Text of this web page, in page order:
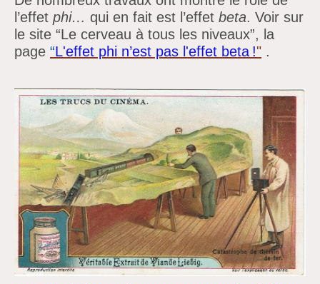
l’effet phi… qui en fait est l’effet beta. Voir sur
le site “Le cerveau à tous les niveaux”, la
page “L'effet phi n’est pas l'effet beta !" .